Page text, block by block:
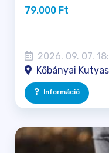
79.000 Ft
2026. 09. 07.
Kőbányai
Információ